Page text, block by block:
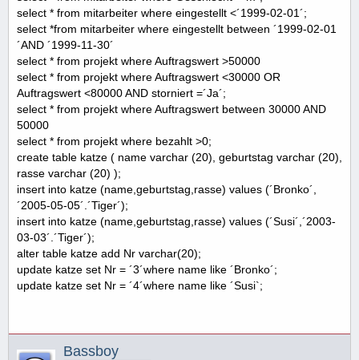
select * from mitarbeiter where eingestellt <´1999-02-01´;
select *from mitarbeiter where eingestellt between ´1999-02-01
´AND ´1999-11-30´
select * from projekt where Auftragswert >50000
select * from projekt where Auftragswert <30000 OR
Auftragswert <80000 AND storniert =´Ja´;
select * from projekt where Auftragswert between 30000 AND
50000
select * from projekt where bezahlt >0;
create table katze ( name varchar (20), geburtstag varchar (20),
rasse varchar (20) );
insert into katze (name,geburtstag,rasse) values (´Bronko´,
´2005-05-05´.´Tiger´);
insert into katze (name,geburtstag,rasse) values (´Susi´,´2003-
03-03´.´Tiger´);
alter table katze add Nr varchar(20);
update katze set Nr = ´3´where name like ´Bronko´;
update katze set Nr = ´4´where name like ´Susi`;
Bassboy